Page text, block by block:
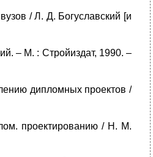
/ Л. Д. Богуславский [и
– М. : Стройиздат, 1990. –
дипломных проектов /
проектированию / Н. М.